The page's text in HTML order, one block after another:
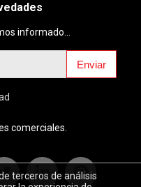
informado...
Enviar
comerciales.
terceros de análisis